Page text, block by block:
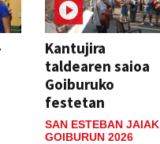
Kantujira
taldearen saioa
Goiburuko
festetan
SAN ESTEBAN JAIAK
GOIBURUN 2026